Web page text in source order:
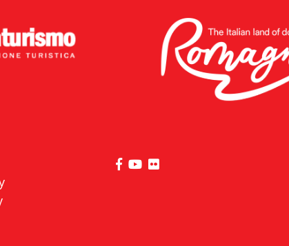
visit Riviera di Rimini
visit Riviera di Rimini
visit Riviera di Rimini